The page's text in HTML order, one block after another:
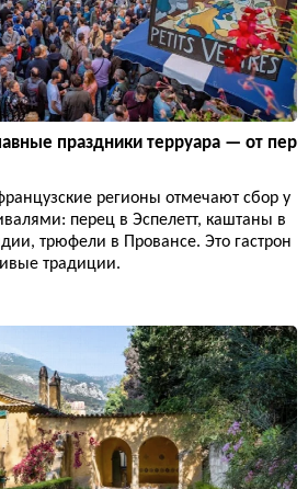
праздники терруара — от пер
регионы отмечают сбор у
перец в Эспелетт, каштаны в
трюфели в Провансе. Это гастрон
традиции.